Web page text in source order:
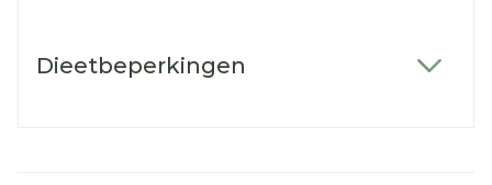
Dieetbeperkingen